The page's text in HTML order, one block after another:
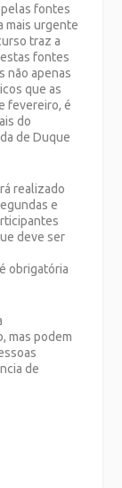
fontes
mais urgente
traz a
fontes
não apenas
que as
fevereiro, é
do
de Duque
realizado
e
deve ser
obrigatória
mas podem
de